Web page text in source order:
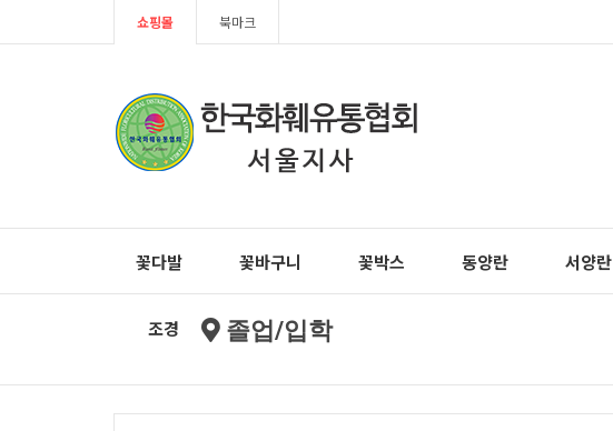
쇼핑몰 북마크
꽃다발 꽃바구니 꽃박스 동양란 서양란
조경 졸업/입학